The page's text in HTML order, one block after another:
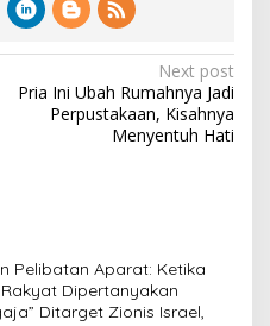
Next post
Pria Ini Ubah Rumahnya Jadi
Perpustakaan, Kisahnya
Menyentuh Hati
Pelibatan Aparat: Ketika
Dipertanyakan
Ditarget Zionis Israel,